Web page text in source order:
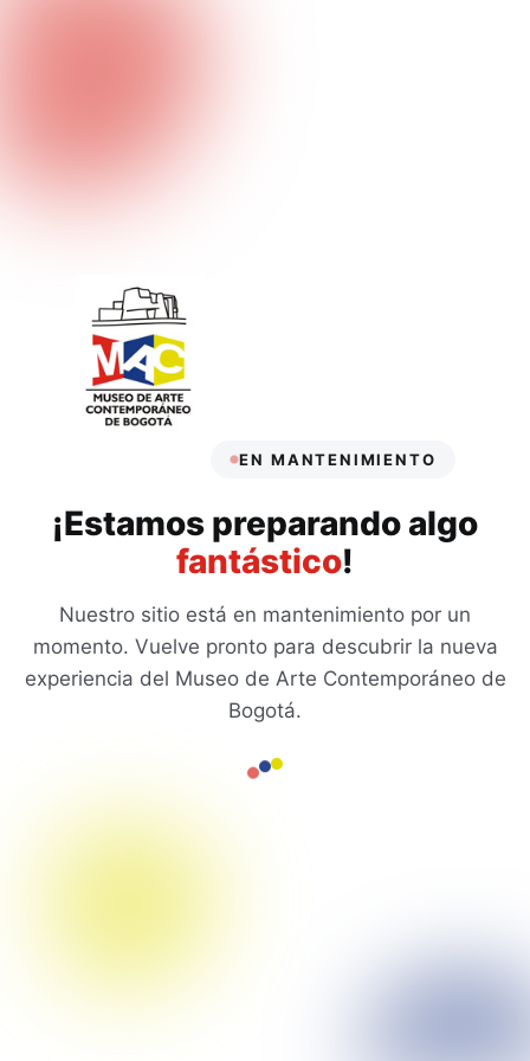
EN MANTENIMIENTO
¡Estamos preparando algo
fantástico!
Nuestro sitio está en mantenimiento por un
momento. Vuelve pronto para descubrir la nueva
experiencia del Museo de Arte Contemporáneo de
Bogotá.